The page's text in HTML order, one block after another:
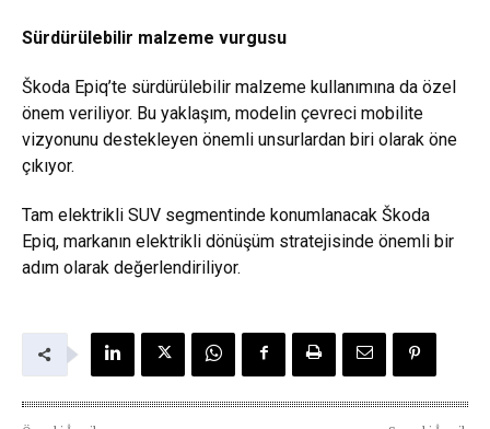
Sürdürülebilir malzeme vurgusu
Škoda Epiq’te sürdürülebilir malzeme kullanımına da özel
önem veriliyor. Bu yaklaşım, modelin çevreci mobilite
vizyonunu destekleyen önemli unsurlardan biri olarak öne
çıkıyor.
Tam elektrikli SUV segmentinde konumlanacak Škoda
Epiq, markanın elektrikli dönüşüm stratejisinde önemli bir
adım olarak değerlendiriliyor.